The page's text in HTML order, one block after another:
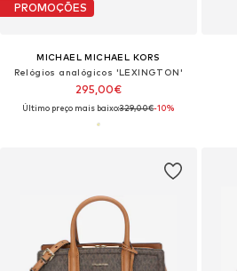
PROMOÇÕES
MICHAEL MICHAEL KORS
Relógios analógicos 'LEXINGTON'
295,00€
Último preço mais baixo:329,00€-10%